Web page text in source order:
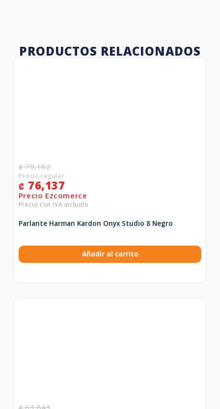
PRODUCTOS RELACIONADOS
₡79,182
₡ 76,137
Parlante Harman Kardon Onyx Studio 8 Negro
Añadir al carrito
63,843